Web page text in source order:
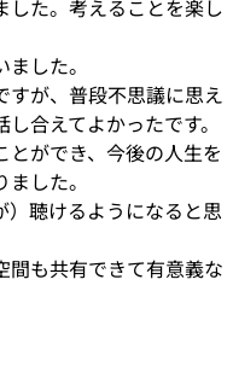
した。考えることを楽し
した。
すが、普段不思議に思え
合えてよかったです。
ができ、今後の人生を
した。
聴けるようになると思
間も共有できて有意義な